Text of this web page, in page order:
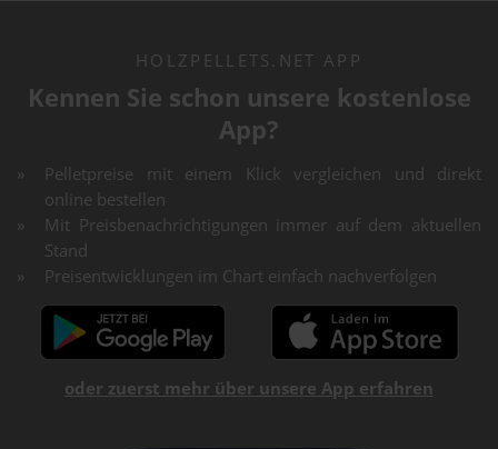
HOLZPELLETS.NET APP
Kennen Sie schon unsere kostenlose
App?
Pelletpreise mit einem Klick vergleichen und direkt
online bestellen
Mit Preisbenachrichtigungen immer auf dem aktuellen
Stand
Preisentwicklungen im Chart einfach nachverfolgen
oder zuerst mehr über unsere App erfahren